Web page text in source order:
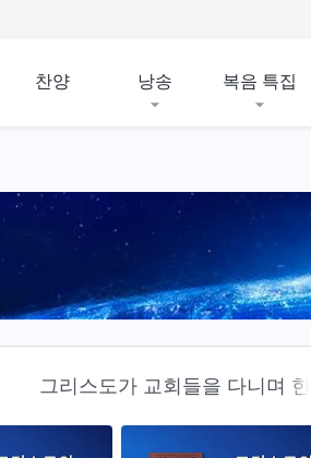
찬양 낭송 복음 특집
그리스도가 교회들을 다니며 한